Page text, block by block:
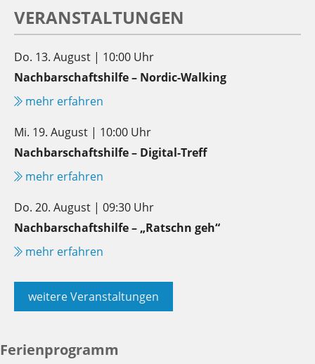
VERANSTALTUNGEN
Do. 13. August | 10:00 Uhr
Nachbarschaftshilfe – Nordic-Walking
mehr erfahren
Mi. 19. August | 10:00 Uhr
Nachbarschaftshilfe – Digital-Treff
mehr erfahren
Do. 20. August | 09:30 Uhr
Nachbarschaftshilfe – „Ratschn geh“
mehr erfahren
weitere Veranstaltungen
Ferienprogramm